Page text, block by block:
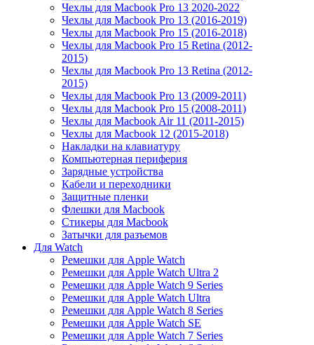
Чехлы для Macbook Pro 13 2020-2022
Чехлы для Macbook Pro 13 (2016-2019)
Чехлы для Macbook Pro 15 (2016-2018)
Чехлы для Macbook Pro 15 Retina (2012-
2015)
Чехлы для Macbook Pro 13 Retina (2012-
2015)
Чехлы для Macbook Pro 13 (2009-2011)
Чехлы для Macbook Pro 15 (2008-2011)
Чехлы для Macbook Air 11 (2011-2015)
Чехлы для Macbook 12 (2015-2018)
Накладки на клавиатуру
Компьютерная периферия
Зарядные устройства
Кабели и переходники
Защитные пленки
Флешки для Macbook
Стикеры для Macbook
Затычки для разъемов
Для Watch
Ремешки для Apple Watch
Ремешки для Apple Watch Ultra 2
Ремешки для Apple Watch 9 Series
Ремешки для Apple Watch Ultra
Ремешки для Apple Watch 8 Series
Ремешки для Apple Watch SE
Ремешки для Apple Watch 7 Series